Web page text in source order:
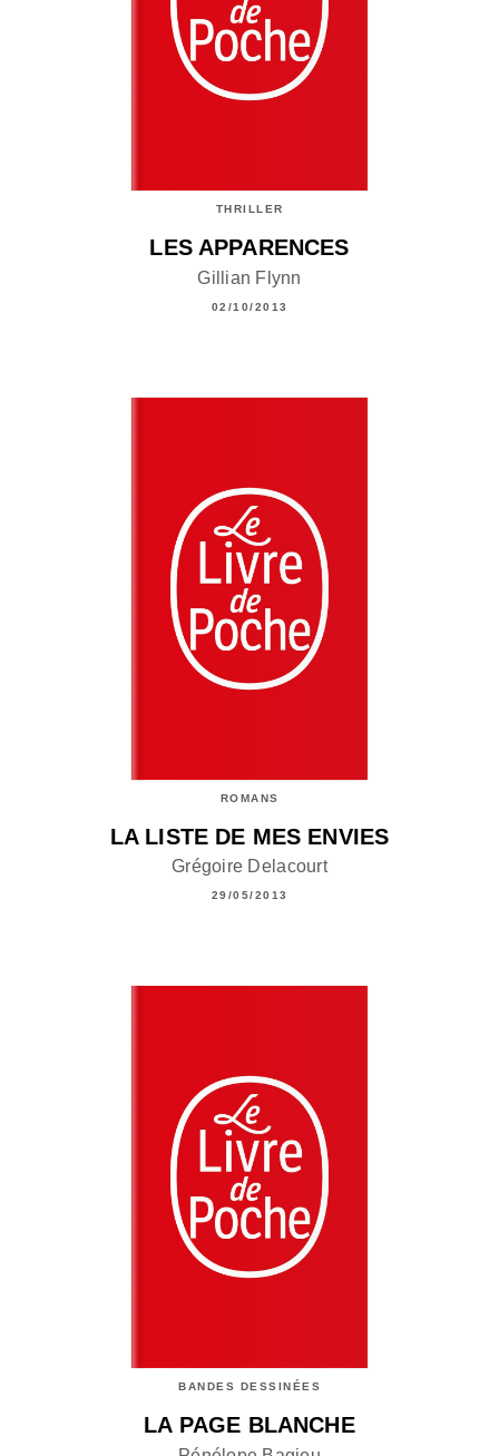
THRILLER
LES APPARENCES
Gillian Flynn
02/10/2013
ROMANS
LA LISTE DE MES ENVIES
Grégoire Delacourt
29/05/2013
BANDES DESSINÉES
LA PAGE BLANCHE